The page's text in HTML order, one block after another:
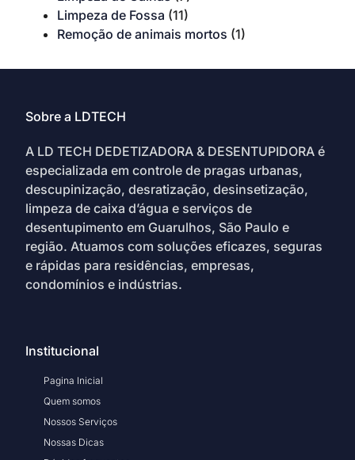
Limpeza de Fossa (11)
Remoção de animais mortos (1)
Sobre a LDTECH
A LD TECH DEDETIZADORA & DESENTUPIDORA é
especializada em controle de pragas urbanas,
descupinização, desratização, desinsetização,
limpeza de caixa d’água e serviços de
desentupimento em Guarulhos, São Paulo e
região. Atuamos com soluções eficazes, seguras
e rápidas para residências, empresas,
condomínios e indústrias.
Institucional
Pagina Inicial
Quem somos
Nossos Serviços
Nossas Dicas